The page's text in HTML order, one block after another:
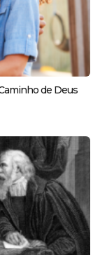
de Deus